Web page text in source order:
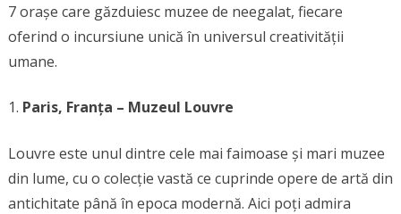
7 orașe care găzduiesc muzee de neegalat, fiecare
oferind o incursiune unică în universul creativității
umane.
Paris, Franța – Muzeul Louvre
Louvre este unul dintre cele mai faimoase și mari muzee
din lume, cu o colecție vastă ce cuprinde opere de artă din
antichitate până în epoca modernă. Aici poți admira